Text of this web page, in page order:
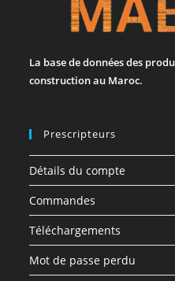
La base de données des
construction au Maroc.
Prescripteurs
Détails du compte
Commandes
Téléchargements
Mot de passe perdu